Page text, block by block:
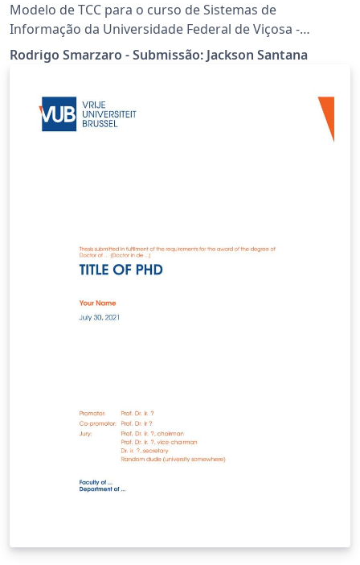
Modelo de TCC para o curso de Sistemas de
Informação da Universidade Federal de Viçosa -
Campus de Rio Paranaíba Autor: Rodrigo Smarzaro
(smarzaro@ufv.br) Última versão Março/2014
Rodrigo Smarzaro - Submissão: Jackson Santana